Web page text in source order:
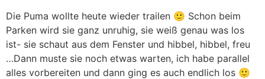
Die Puma wollte heute wieder trailen 🙂 Schon beim
Parken wird sie ganz unruhig, sie weiß genau was los
ist- sie schaut aus dem Fenster und hibbel, hibbel, freu
…Dann muste sie noch etwas warten, ich habe parallel
alles vorbereiten und dann ging es auch endlich los 🙂